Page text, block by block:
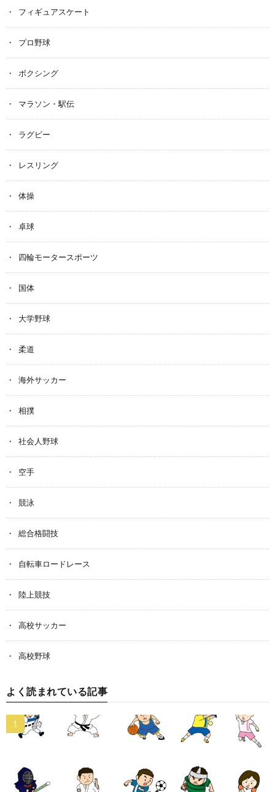
フィギュアスケート
プロ野球
ボクシング
マラソン・駅伝
ラグビー
レスリング
体操
卓球
四輪モータースポーツ
国体
大学野球
柔道
海外サッカー
相撲
社会人野球
空手
競泳
総合格闘技
自転車ロードレース
陸上競技
高校サッカー
高校野球
よく読まれている記事